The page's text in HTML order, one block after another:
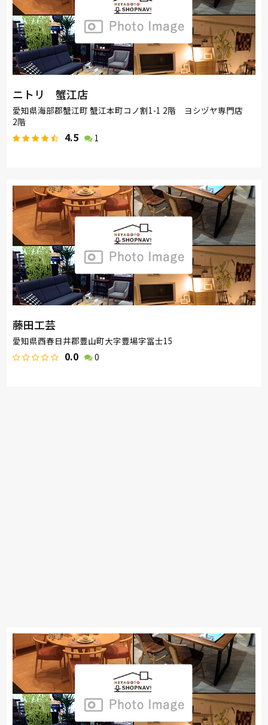
ニトリ 蟹江店
愛知県海部郡蟹江町 蟹江本町コノ割1-1 2階 ヨシヅヤ専門店
2階
4.5 1
藤田工芸
愛知県西春日井郡豊山町大字豊場字冨士15
0.0 0